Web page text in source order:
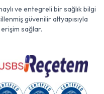
ve entegreli bir sağlık bilgi
güvenilir altyapısıyla
sağlar.